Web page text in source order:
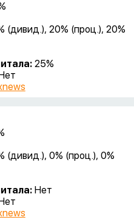
(дивид.), 20% (проц.), 20%
25%
(дивид.), 0% (проц.), 0%
Нет